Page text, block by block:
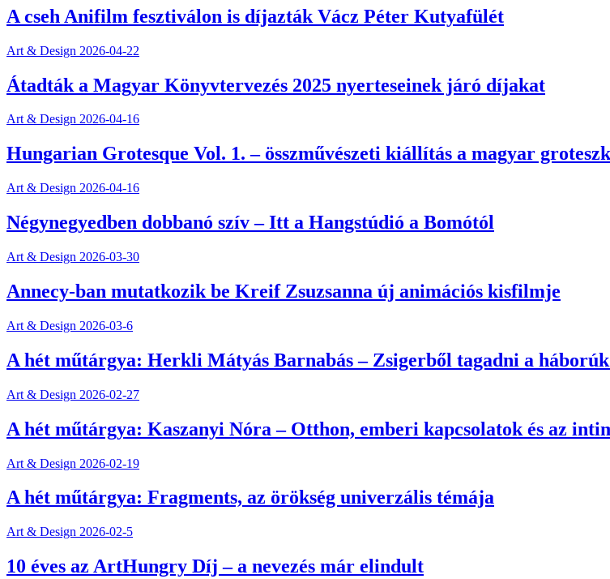
A cseh Anifilm fesztiválon is díjazták Vácz Péter Kutyafülét
Art & Design 2026-04-22
Átadták a Magyar Könyvtervezés 2025 nyerteseinek járó díjakat
Art & Design 2026-04-16
Hungarian Grotesque Vol. 1. – összművészeti kiállítás a magyar
Art & Design 2026-04-16
Négynegyedben dobbanó szív – Itt a Hangstúdió a Bomótól
Art & Design 2026-03-30
Annecy-ban mutatkozik be Kreif Zsuzsanna új animációs kisfilmje
Art & Design 2026-03-6
A hét műtárgya: Herkli Mátyás Barnabás – Zsigerből tagadni a
Art & Design 2026-02-27
A hét műtárgya: Kaszanyi Nóra – Otthon, emberi kapcsolatok és az
Art & Design 2026-02-19
A hét műtárgya: Fragments, az örökség univerzális témája
Art & Design 2026-02-5
10 éves az ArtHungry Díj – a nevezés már elindult